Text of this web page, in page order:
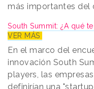
más importantes del
South Summit: ¿A qué
VER MÁS
En el marco del
innovación South
players, las
definirían una